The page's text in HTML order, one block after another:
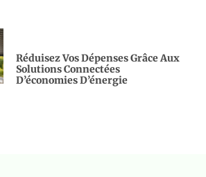
Réduisez Vos Dépenses Grâce Aux
Solutions Connectées
D’économies D’énergie